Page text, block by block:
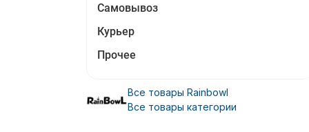
Самовывоз
Курьер
Прочее
Все товары Rainbowl
Все товары категории